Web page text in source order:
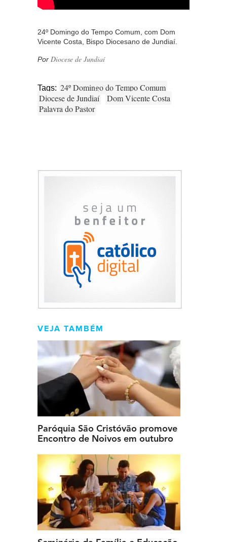
24º Domingo do Tempo Comum, com Dom
Vicente Costa, Bispo Diocesano de Jundiaí.
Por Diocese de Jundiaí
Tags: 24º Domingo do Tempo Comum
Diocese de Jundiaí
Dom Vicente Costa
Palavra do Pastor
VEJA TAMBÉM
Paróquia São Cristóvão promove
Encontro de Noivos em outubro